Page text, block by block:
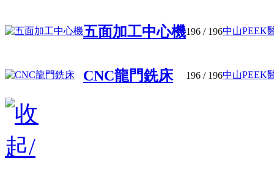
五面加工中心機196 / 196中山PEEK
CNC龍門銑床 196 / 196中山PEEK